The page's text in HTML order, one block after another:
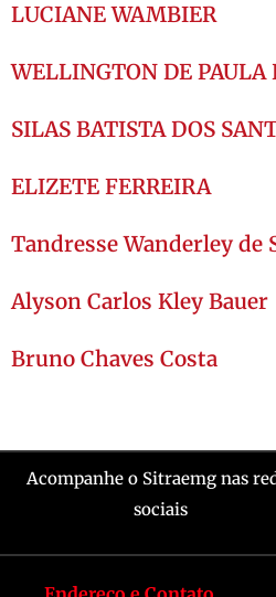
LUCIANE WAMBIER
WELLINGTON DE PAULA
SILAS BATISTA DOS
ELIZETE FERREIRA
Tandresse Wanderley de
Alyson Carlos Kley Bauer
Bruno Chaves Costa
Acompanhe o Sitraemg nas
sociais